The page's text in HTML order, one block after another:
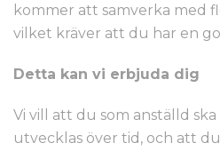
kommer att samverka med
vilket kräver att du har en
Detta kan vi erbjuda dig
Vi vill att du som anställd
utvecklas över tid, och att